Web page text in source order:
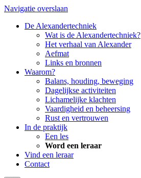
Navigatie overslaan
De Alexandertechniek
Wat is de Alexandertechniek?
Het verhaal van Alexander
Aefmat
Links en bronnen
Waarom?
Balans, houding, beweging
Dagelijkse activiteiten
Lichamelijke klachten
Vaardigheid en beheersing
Rust en vertrouwen
In de praktijk
Een les
Word een leraar
Vind een leraar
Contact